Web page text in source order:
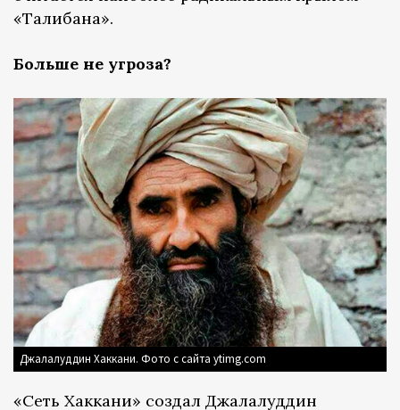
«Талибана».
Больше не угроза?
Джалалуддин Хаккани. Фото с сайта ytimg.com
«Сеть Хаккани» создал Джалалуддин